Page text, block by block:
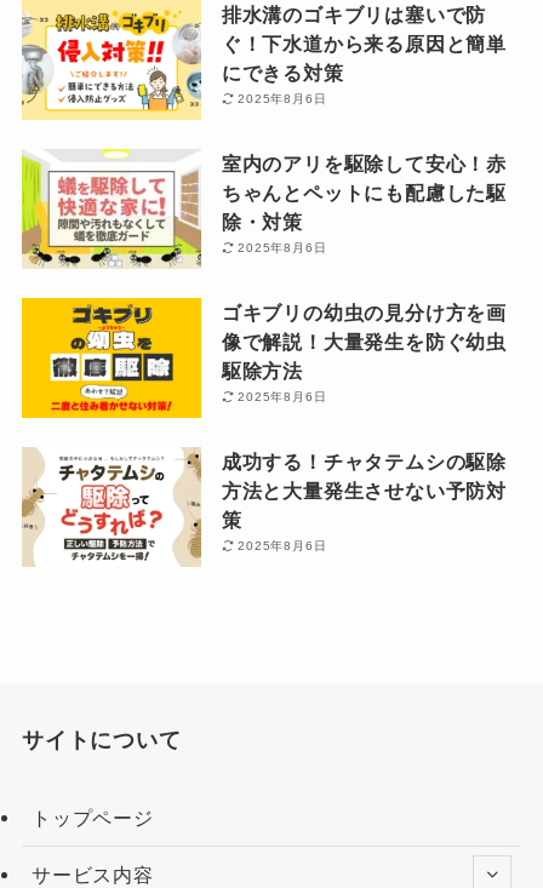
排水溝のゴキブリは塞いで防
ぐ！下水道から来る原因と簡単
にできる対策
2025年8月6日
室内のアリを駆除して安心！赤
ちゃんとペットにも配慮した駆
除・対策
2025年8月6日
ゴキブリの幼虫の見分け方を画
像で解説！大量発生を防ぐ幼虫
駆除方法
2025年8月6日
成功する！チャタテムシの駆除
方法と大量発生させない予防対
策
2025年8月6日
サイトについて
トップページ
サービス内容